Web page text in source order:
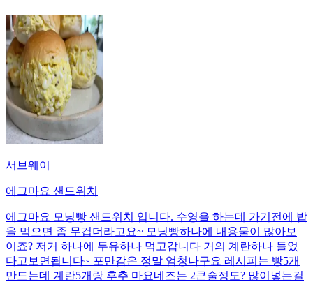
서브웨이
에그마요 샌드위치
에그마요 모닝빵 샌드위치 입니다. 수영을 하는데 가기전에 밥
을 먹으면 좀 무겁더라고요~ 모닝빵하나에 내용물이 많아보
이죠? 저거 하나에 두유하나 먹고갑니다 거의 계란하나 들었
다고보면됩니다~ 포만감은 정말 엄청나구요 레시피는 빵5개
만드는데 계란5개랑 후추 마요네즈는 2큰술정도? 많이넣는걸